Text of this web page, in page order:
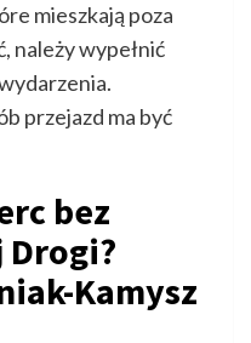
mieszkają poza
należy wypełnić
przejazd ma być
bez
Kamysz